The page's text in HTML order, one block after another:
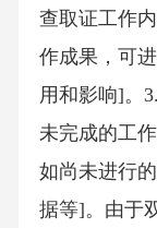
查取证工作
作成果，可
用和影响]。
未完成的工
如尚未进行
据等]。由于